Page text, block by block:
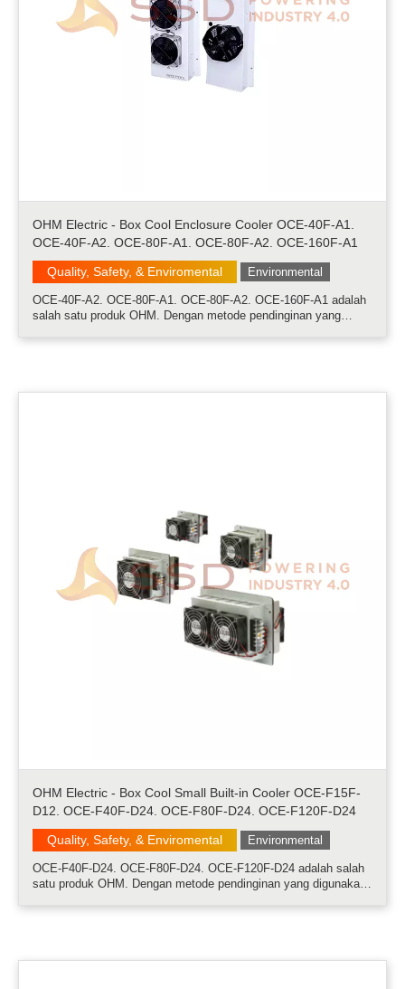
OHM Electric - Box Cool Enclosure Cooler OCE-40F-A1.
OCE-40F-A2. OCE-80F-A1. OCE-80F-A2. OCE-160F-A1
Quality, Safety, & Enviromental
Environmental
OCE-40F-A2. OCE-80F-A1. OCE-80F-A2. OCE-160F-A1 adalah
salah satu produk OHM. Dengan metode pendinginan yang
OHM Electric - Box Cool Small Built-in Cooler OCE-F15F-
D12. OCE-F40F-D24. OCE-F80F-D24. OCE-F120F-D24
Quality, Safety, & Enviromental
Environmental
OCE-F40F-D24. OCE-F80F-D24. OCE-F120F-D24 adalah salah
satu produk OHM. Dengan metode pendinginan yang digunakan